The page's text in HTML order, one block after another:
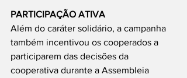
PARTICIPAÇÃO ATIVA
Além do caráter solidário, a campanha
também incentivou os cooperados a
participarem das decisões da
cooperativa durante a Assembleia